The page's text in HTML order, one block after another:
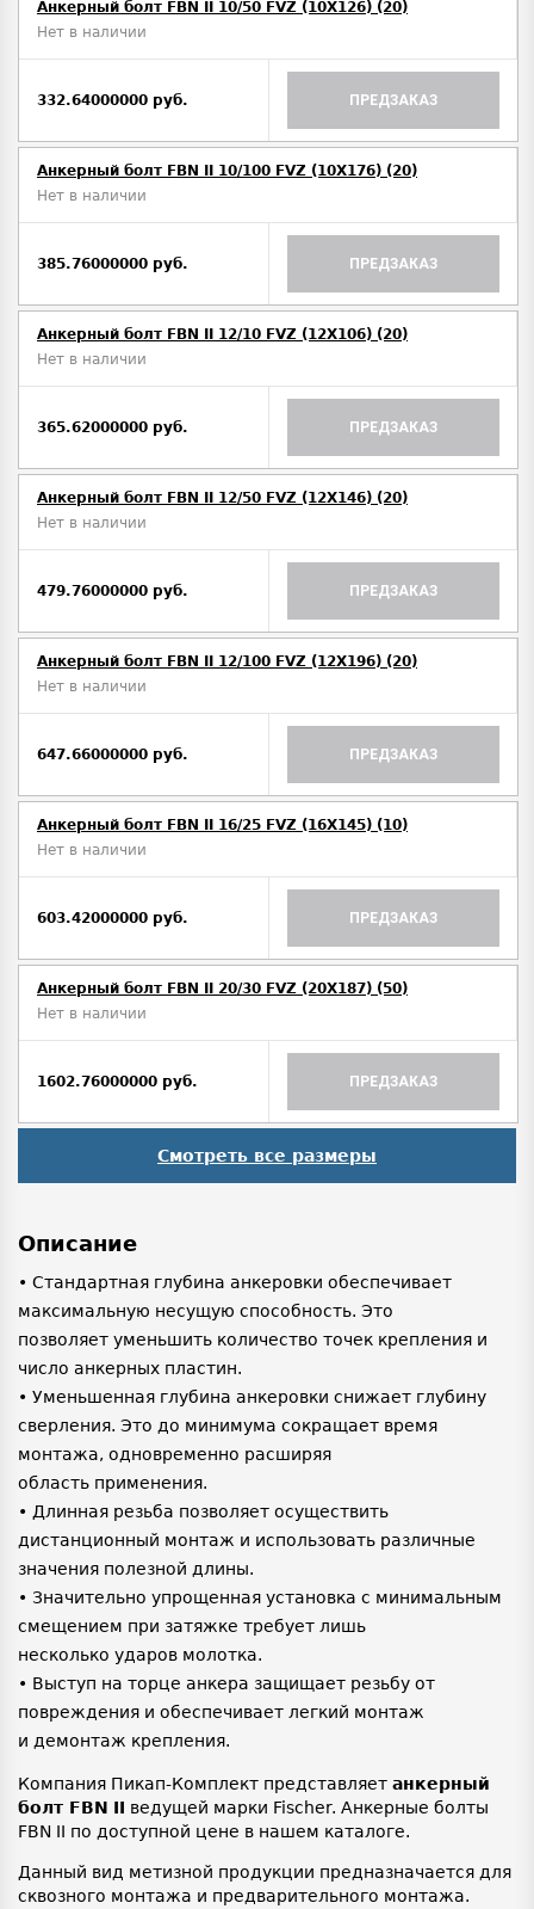
Анкерный болт FBN II 10/50 FVZ (10X126) (20)
Нет в наличии
332.64000000 руб. ПРЕДЗАКАЗ
Анкерный болт FBN II 10/100 FVZ (10X176) (20)
Нет в наличии
385.76000000 руб. ПРЕДЗАКАЗ
Анкерный болт FBN II 12/10 FVZ (12X106) (20)
Нет в наличии
365.62000000 руб. ПРЕДЗАКАЗ
Анкерный болт FBN II 12/50 FVZ (12X146) (20)
Нет в наличии
479.76000000 руб. ПРЕДЗАКАЗ
Анкерный болт FBN II 12/100 FVZ (12X196) (20)
Нет в наличии
647.66000000 руб. ПРЕДЗАКАЗ
Анкерный болт FBN II 16/25 FVZ (16X145) (10)
Нет в наличии
603.42000000 руб. ПРЕДЗАКАЗ
Анкерный болт FBN II 20/30 FVZ (20X187) (50)
Нет в наличии
1602.76000000 руб. ПРЕДЗАКАЗ
Смотреть все размеры
Описание
• Стандартная глубина анкеровки обеспечивает
максимальную несущую способность. Это
позволяет уменьшить количество точек крепления и
число анкерных пластин.
• Уменьшенная глубина анкеровки снижает глубину
сверления. Это до минимума сокращает время
монтажа, одновременно расширяя
область применения.
• Длинная резьба позволяет осуществить
дистанционный монтаж и использовать различные
значения полезной длины.
• Значительно упрощенная установка с минимальным
смещением при затяжке требует лишь
несколько ударов молотка.
• Выступ на торце анкера защищает резьбу от
повреждения и обеспечивает легкий монтаж
и демонтаж крепления.
Компания Пикап-Комплект представляет анкерный
болт FBN II ведущей марки Fischer. Анкерные болты
FBN II по доступной цене в нашем каталоге.
Данный вид метизной продукции предназначается для
сквозного монтажа и предварительного монтажа.